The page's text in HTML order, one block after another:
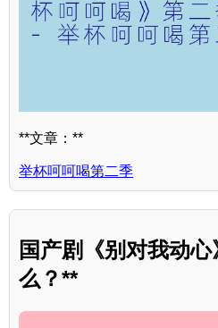
**文章：**
举杯呵呵喝第二季
国产剧《别对我动
么？**